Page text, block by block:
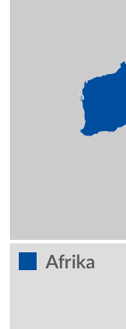
Afrika